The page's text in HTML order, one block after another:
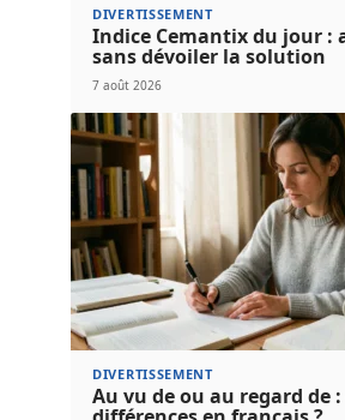
DIVERTISSEMENT
Indice Cemantix du jour :
sans dévoiler la solution
7 août 2026
DIVERTISSEMENT
Au vu de ou au regard de